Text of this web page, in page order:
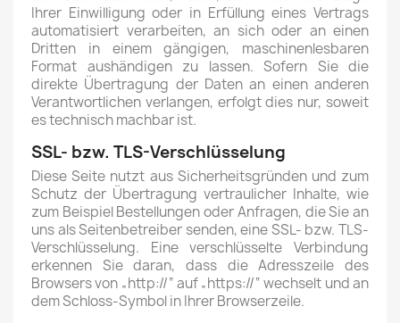
Ihrer Einwilligung oder in Erfüllung eines Vertrags
automatisiert verarbeiten, an sich oder an einen
Dritten in einem gängigen, maschinenlesbaren
Format aushändigen zu lassen. Sofern Sie die
direkte Übertragung der Daten an einen anderen
Verantwortlichen verlangen, erfolgt dies nur, soweit
es technisch machbar ist.
SSL- bzw. TLS-Verschlüsselung
Diese Seite nutzt aus Sicherheitsgründen und zum
Schutz der Übertragung vertraulicher Inhalte, wie
zum Beispiel Bestellungen oder Anfragen, die Sie an
uns als Seitenbetreiber senden, eine SSL- bzw. TLS-
Verschlüsselung. Eine verschlüsselte Verbindung
erkennen Sie daran, dass die Adresszeile des
Browsers von „http://“ auf „https://“ wechselt und an
dem Schloss-Symbol in Ihrer Browserzeile.